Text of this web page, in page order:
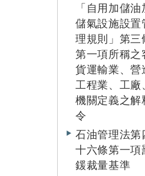
「自用加儲油
儲氣設施設置
理規則」第三
第一項所稱之
貨運輸業、營
工程業、工廠
機關定義之解
令
石油管理法第
十六條第一項
鍰裁量基準